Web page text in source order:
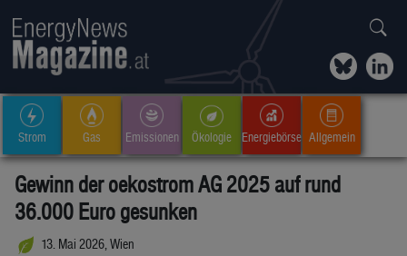
Strom Gas Emissionen Ökologie Energiebörse Allgemein
Gewinn der oekostrom AG 2025 auf rund
36.000 Euro gesunken
13. Mai 2026, Wien